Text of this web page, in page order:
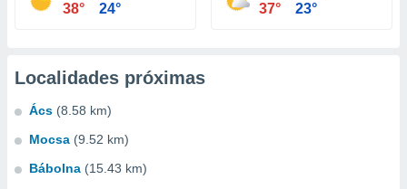
38° 24° 37° 23°
Localidades próximas
Ács (8.58 km)
Mocsa (9.52 km)
Bábolna (15.43 km)